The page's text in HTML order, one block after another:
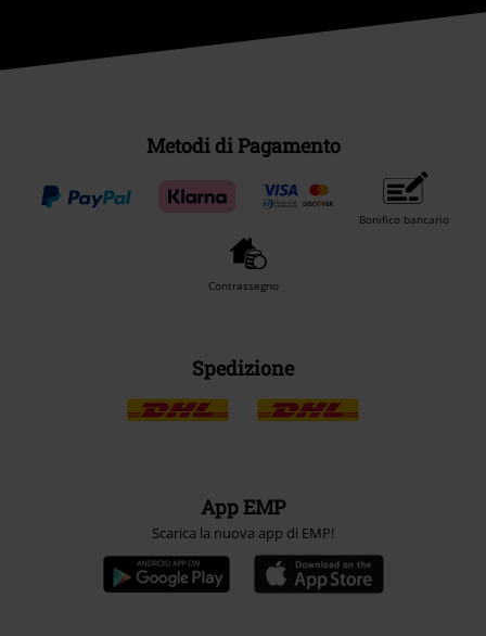
Metodi di Pagamento
Bonifico bancario
Contrassegno
Spedizione
App EMP
Scarica la nuova app di EMP!